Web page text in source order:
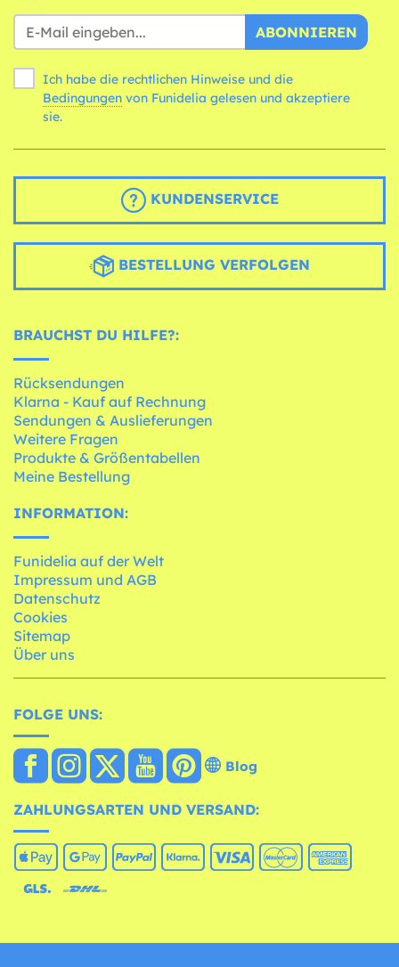
ABONNIEREN
Ich habe die rechtlichen Hinweise und die
Bedingungen
sie.
KUNDENSERVICE
BESTELLUNG VERFOLGEN
BRAUCHST DU HILFE?:
Rücksendungen
Klarna - Kauf auf Rechnung
Sendungen & Auslieferungen
Weitere Fragen
Produkte & Größentabellen
Meine Bestellung
INFORMATION:
Funidelia auf der Welt
Impressum und AGB
Datenschutz
Cookies
Sitemap
Über uns
FOLGE UNS:
Blog
ZAHLUNGSARTEN UND VERSAND: